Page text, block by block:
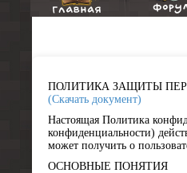
ПОЛИТИКА ЗАЩИТЫ
(Скачать документ)
Настоящая Политика
конфиденциальности)
может получить о
ОСНОВНЫЕ ПОНЯТИЯ